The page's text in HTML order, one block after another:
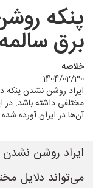
پنکه
برق
خلاصه
1404/02/30
ایراد روشن نشدن پنکه
مختلفی داشته باشد. در
آن‌ها در ایران آورده شده است:
ایراد روشن نشدن
می‌تواند دلایل